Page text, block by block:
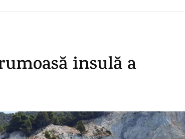
insulă a